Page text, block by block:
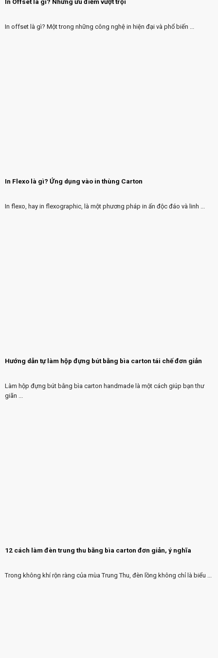
In offset là gì? Một trong những công nghệ in hiện đại và phổ biến ...
In Flexo là gì? Ứng dụng vào in thùng Carton
In flexo, hay in flexographic, là một phương pháp in ấn độc đáo và linh ...
Hướng dẫn tự làm hộp đựng bút bằng bìa carton tái chế đơn giản
Làm hộp đựng bút bằng bìa carton handmade là một cách giúp bạn thư
giãn ...
12 cách làm đèn trung thu bằng bìa carton đơn giản, ý nghĩa
Trong không khí rộn ràng của mùa Trung Thu, đèn lồng không chỉ là biểu ...